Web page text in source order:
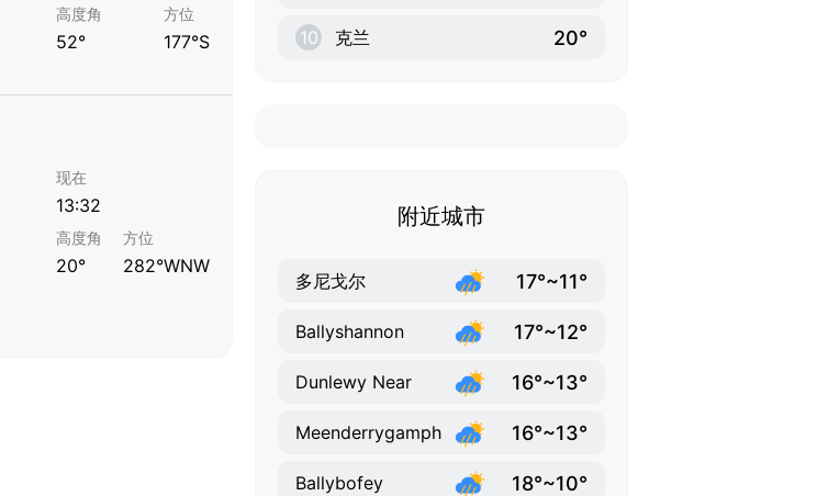
高度角
52°
方位
177°S
现在
13:32
高度角
20°
方位
282°WNW
10 克兰 20°
附近城市
多尼戈尔 17°~11°
Ballyshannon 17°~12°
Dunlewy Near 16°~13°
Meenderrygamph 16°~13°
Ballybofey 18°~10°